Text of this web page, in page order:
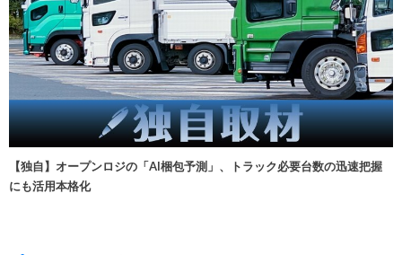
【独自】オープンロジの「AI梱包予測」、トラック必要台数の迅速把握
にも活用本格化